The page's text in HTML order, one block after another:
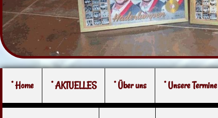
° Home ° AKTUELLES ° Über uns ° Unsere Termine